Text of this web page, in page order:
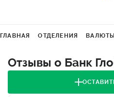
ГЛАВНАЯ ОТДЕЛЕНИЯ ВАЛЮТЫ
Отзывы о Банк